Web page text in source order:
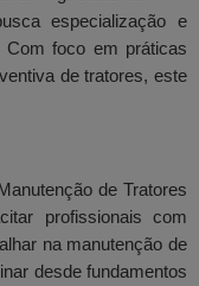
especialização e
Com foco em práticas
de tratores, este
de Tratores
profissionais com
na manutenção de
desde fundamentos